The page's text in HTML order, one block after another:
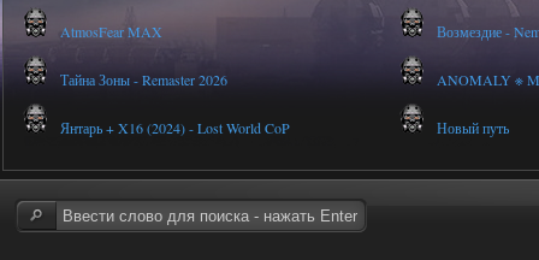
AtmosFear MAX Возмездие -
Тайна Зоны - Remaster 2026 ANOMALY ※
Янтарь + X16 (2024) - Lost World CoP Новый путь